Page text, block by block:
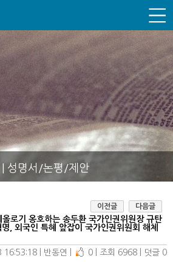
| 성명서/논평/제안
이전글 다음글
로기 옹호하는 송두환 국가인권위원장 규탄
, 외국인 특혜 앞잡이 국가인권위원회 해체
16:53:18
반동연 0 조회 6968 덧글 0